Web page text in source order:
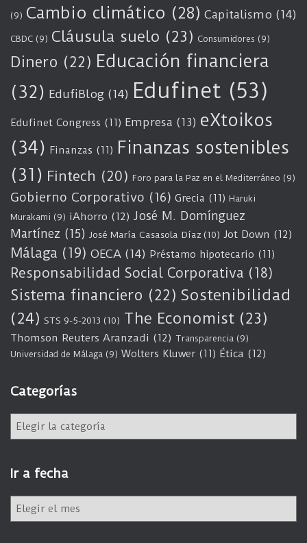
(9) Cambio climático (28) Capitalismo (14)
CBDC (9) Cláusula suelo (23) Consumidores (9)
Dinero (22) Educación financiera
(32) EdufiBlog (14) Edufinet (53)
Edufinet Congress (11) Empresa (13) eXtoikos
(34) Finanzas (11) Finanzas sostenibles
(31) Fintech (20) Foro para la Paz en el Mediterráneo (9)
Gobierno Corporativo (16) Grecia (11) Haruki
Murakami (9) iAhorro (12) José M. Domínguez
Martínez (15) José María Casasola Díaz (10) Jot Down (12)
Málaga (19) OECA (14) Préstamo hipotecario (11)
Responsabilidad Social Corporativa (18)
Sistema financiero (22) Sostenibilidad
(24) STS 9-5-2013 (10) The Economist (23)
Thomson Reuters Aranzadi (12) Transparencia (9)
Universidad de Málaga (9) Wolters Kluwer (11) Ética (12)
Categorías
e
g
o
í
Ir a fecha